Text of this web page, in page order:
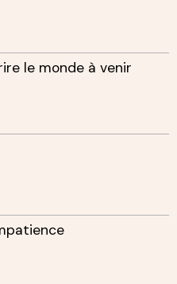
le monde à venir